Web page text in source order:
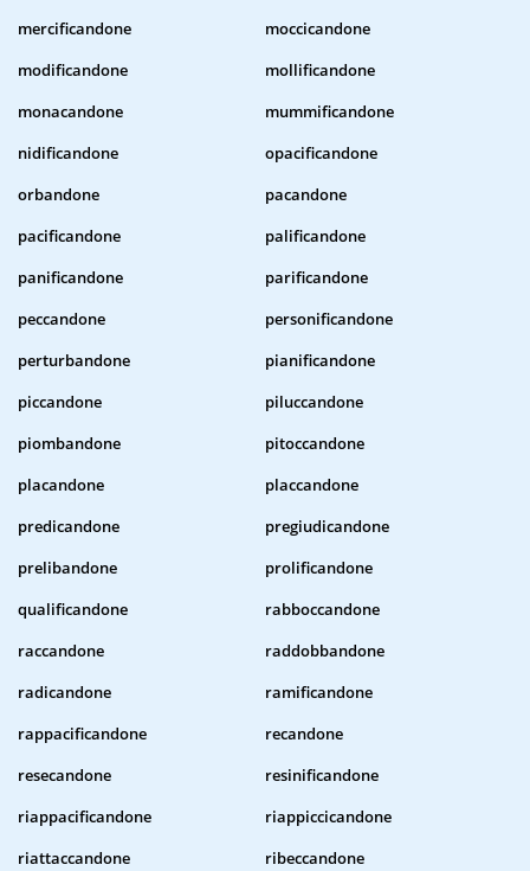
mercificandone
moccicandone
modificandone
mollificandone
monacandone
mummificandone
nidificandone
opacificandone
orbandone
pacandone
pacificandone
palificandone
panificandone
parificandone
peccandone
personificandone
perturbandone
pianificandone
piccandone
piluccandone
piombandone
pitoccandone
placandone
placcandone
predicandone
pregiudicandone
prelibandone
prolificandone
qualificandone
rabboccandone
raccandone
raddobbandone
radicandone
ramificandone
rappacificandone
recandone
resecandone
resinificandone
riappacificandone
riappiccicandone
riattaccandone
ribeccandone